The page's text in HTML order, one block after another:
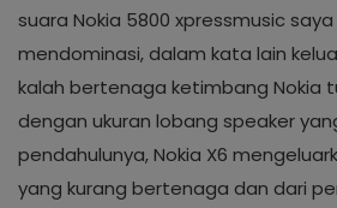
suara Nokia 5800 xpressmusic
mendominasi, dalam kata lain
kalah bertenaga ketimbang Nokia
dengan ukuran lobang speaker
pendahulunya, Nokia X6
yang kurang bertenaga dan dari